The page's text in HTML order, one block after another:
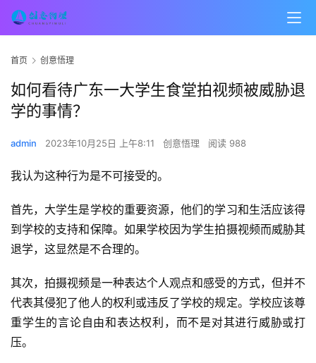
首页 创意悟理
如何看待广东一大学生食堂拍视频被威胁退
学的事情？
admin 2023年10月25日 上午8:11 创意悟理 阅读 988
我认为这种行为是不可接受的。
首先，大学生是学校的重要资源，他们的学习和生活应该得
到学校的支持和保障。如果学校因为学生拍摄视频而威胁其
退学，这显然是不合理的。
其次，拍摄视频是一种表达个人观点和感受的方式，但并不
代表其侵犯了他人的权利或违反了学校的规定。学校应该尊
重学生的言论自由和表达权利，而不是对其进行威胁或打
压。